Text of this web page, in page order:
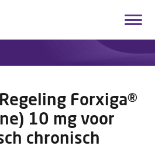
Account aanmaken
Medicijnen
Forxiga®
10 mg voor
chronisch